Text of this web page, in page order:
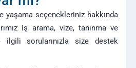
yaşama seçenekleriniz hakkında
iş arama, vize, tanınma ve
ilgili sorularınızla size destek